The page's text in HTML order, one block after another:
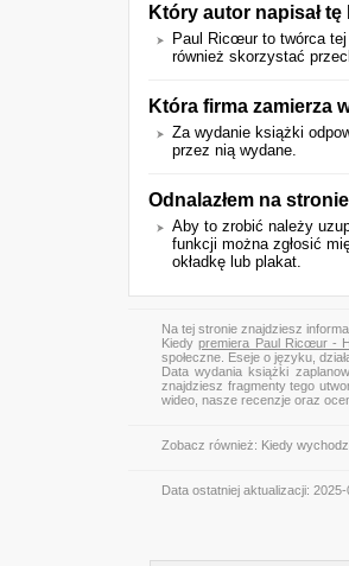
Który autor napisał tę
Paul Ricœur to twórca
również skorzystać
Która firma zamierza
Za wydanie książki
przez nią wydane.
Odnalazłem na
Aby to zrobić należy
funkcji można zgłosić
okładkę lub plakat.
Na tej stronie znajdziesz
Kiedypremiera Paul Ricœur -
społeczne. Eseje o języku,
Data wydania książki
znajdziesz fragmenty tego
wideo, nasze recenzje oraz
Zobacz również: Kiedy
Data ostatniej aktualizacji: 2025-